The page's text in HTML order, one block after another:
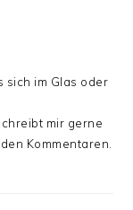
sich im Glas oder
mir gerne
Kommentaren.